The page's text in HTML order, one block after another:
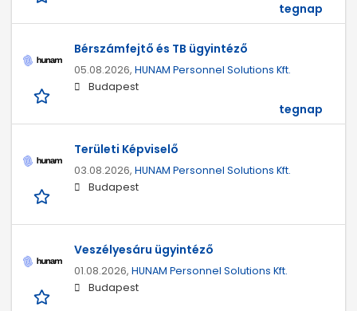
tegnap
Bérszámfejtő és TB ügyintéző
05.08.2026, HUNAM Personnel Solutions Kft.
Budapest
tegnap
Területi Képviselő
03.08.2026, HUNAM Personnel Solutions Kft.
Budapest
Veszélyesáru ügyintéző
01.08.2026, HUNAM Personnel Solutions Kft.
Budapest